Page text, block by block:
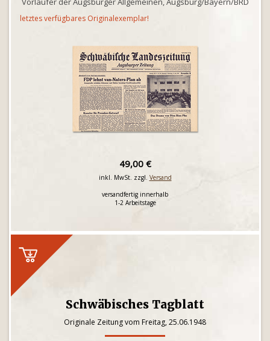
letztes verfügbares Originalexemplar!
49,00 €
inkl. MwSt. zzgl. Versand
versandfertig innerhalb
1-2 Arbeitstage
Schwäbisches Tagblatt
Originale Zeitung vom Freitag, 25.06.1948